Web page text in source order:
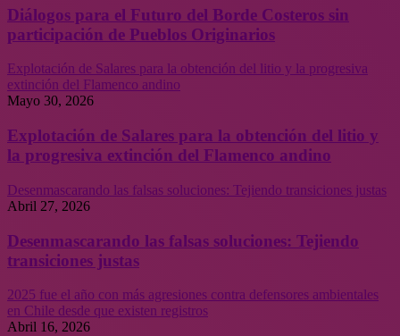
Diálogos para el Futuro del Borde Costeros sin
participación de Pueblos Originarios
Explotación de Salares para la obtención del litio y la progresiva
extinción del Flamenco andino
Mayo 30, 2026
Explotación de Salares para la obtención del litio y
la progresiva extinción del Flamenco andino
Desenmascarando las falsas soluciones: Tejiendo transiciones justas
Abril 27, 2026
Desenmascarando las falsas soluciones: Tejiendo
transiciones justas
2025 fue el año con más agresiones contra defensores ambientales
en Chile desde que existen registros
Abril 16, 2026